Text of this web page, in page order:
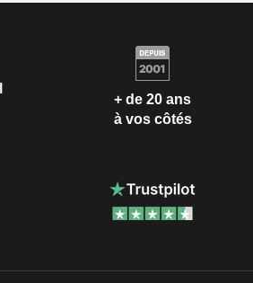
+ de 20 ans
à vos côtés